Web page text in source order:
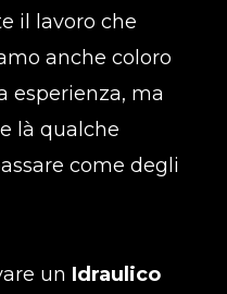
il lavoro che
anche coloro
esperienza, ma
là qualche
come degli
un Idraulico